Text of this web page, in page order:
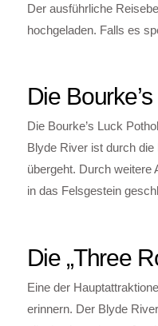
Der ausführliche
hochgeladen. Falls es
Die
Die Bourke’s Luck
Blyde River ist durch
übergeht. Durch weitere
in das Felsgestein
Die „Three
Eine der
erinnern. Der Blyde